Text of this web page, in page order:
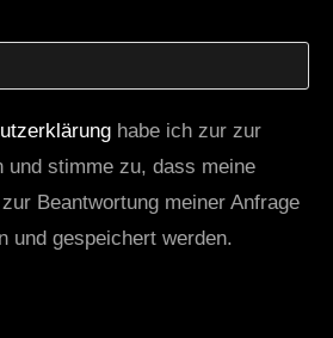
habe ich zur zur
und stimme zu, dass meine
Beantwortung meiner Anfrage
und gespeichert werden.